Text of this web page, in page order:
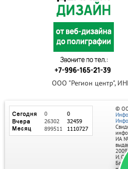
ООО "Регион центр",
©
ИА №
И. О.